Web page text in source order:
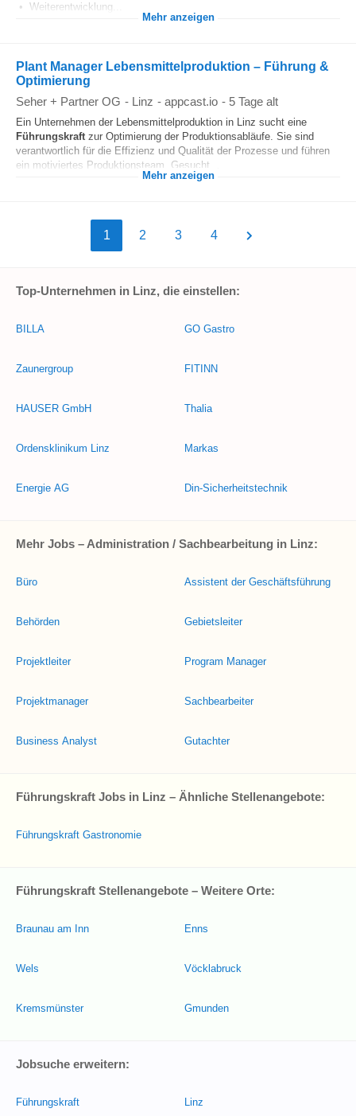
• Weiterentwicklung...
Mehr anzeigen
Plant Manager Lebensmittelproduktion – Führung &
Optimierung
Seher + Partner OG - Linz - appcast.io - 5 Tage alt
Ein Unternehmen der Lebensmittelproduktion in Linz sucht eine
Führungskraft zur Optimierung der Produktionsabläufe. Sie sind
verantwortlich für die Effizienz und Qualität der Prozesse und führen
ein motiviertes Produktionsteam. Gesucht...
Mehr anzeigen
1 2 3 4
Top-Unternehmen in Linz, die einstellen:
BILLA
Zaunergroup
HAUSER GmbH
Ordensklinikum Linz
Energie AG
GO Gastro
FITINN
Thalia
Markas
Din-Sicherheitstechnik
Mehr Jobs – Administration / Sachbearbeitung in Linz:
Büro
Behörden
Projektleiter
Projektmanager
Business Analyst
Assistent der Geschäftsführung
Gebietsleiter
Program Manager
Sachbearbeiter
Gutachter
Führungskraft Jobs in Linz – Ähnliche Stellenangebote:
Führungskraft Gastronomie
Führungskraft Stellenangebote – Weitere Orte:
Braunau am Inn
Wels
Kremsmünster
Enns
Vöcklabruck
Gmunden
Jobsuche erweitern:
Führungskraft Linz